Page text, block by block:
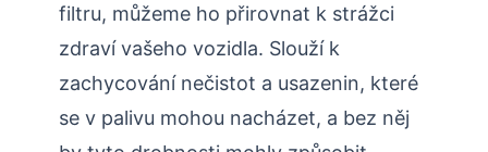
filtru, můžeme ho přirovnat k strážci
zdraví vašeho vozidla. Slouží k
zachycování nečistot a usazenin, které
se v palivu mohou nacházet, a bez něj